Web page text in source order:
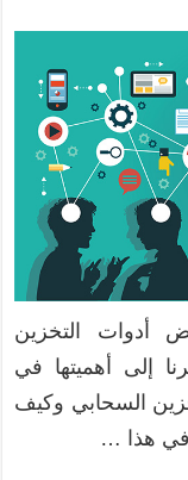
أدوات التخزين
إلى أهميتها في
السحابي وكيف
في هذا …